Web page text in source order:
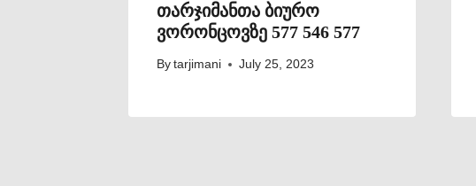
თარჯიმანთა ბიურო
ვორონცოვზე 577 546 577
By tarjimani July 25, 2023